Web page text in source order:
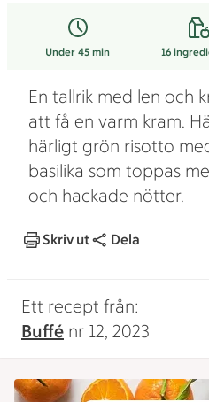
Under 45 min 16
En tallrik med len och
att få en varm kram.
härligt grön risotto
basilika som toppas
och hackade nötter.
Skriv ut Dela
Ett recept från:
Buffé nr 12, 2023